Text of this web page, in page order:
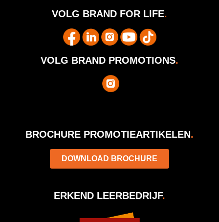
VOLG BRAND FOR LIFE.
VOLG BRAND PROMOTIONS.
BROCHURE PROMOTIEARTIKELEN.
DOWNLOAD BROCHURE
ERKEND LEERBEDRIJF.